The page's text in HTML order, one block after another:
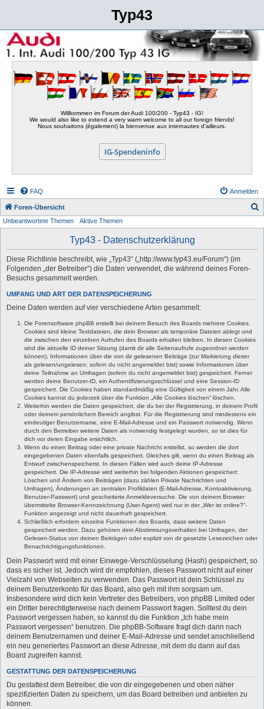
Typ43
Willkommen im Forum der Audi 100/200 - Typ43 - IG!
We would also like to extend a very warm welcome to all our foreign friends!
Nous souhaitons (également) la bienvenue aux internautes d'ailleurs.
IG-Spendeninfo
FAQ Anmelden
Foren-Übersicht
Unbeantwortete Themen Aktive Themen
Typ43 - Datenschutzerklärung
Diese Richtlinie beschreibt, wie „Typ43“ („http://www.typ43.eu/Forum“) (im
Folgenden „der Betreiber“) die Daten verwendet, die während deines Foren-
Besuchs gesammelt werden.
UMFANG UND ART DER DATENSPEICHERUNG
Deine Daten werden auf vier verschiedene Arten gesammelt:
Die Forensoftware phpBB erstellt bei deinem Besuch des Boards mehrere Cookies.
Cookies sind kleine Textdateien, die dein Browser als temporäre Dateien ablegt und
die zwischen den einzelnen Aufrufen des Boards erhalten bleiben. In diesen Cookies
sind die aktuelle ID deiner Sitzung (damit dir alle Seitenaufrufe zugeordnet werden
können), Informationen über die von dir gelesenen Beiträge (zur Markierung dieser
als gelesen/ungelesen; sofern du nicht angemeldet bist) sowie Informationen über
deine Teilnahme an Umfragen (sofern du nicht angemeldet bist) gespeichert. Ferner
werden deine Benutzer-ID, ein Authentifizierungsschlüssel und eine Session-ID
gespeichert. Die Cookies haben standardmäßig eine Gültigkeit von einem Jahr. Alle
Cookies kannst du jederzeit über die Funktion „Alle Cookies löschen“ löschen.
Weiterhin werden die Daten gespeichert, die du bei der Registrierung, in deinem Profil
oder deinem persönlichem Bereich angibst. Für die Registrierung sind mindestens ein
eindeutiger Benutzername, eine E-Mail-Adresse und ein Passwort notwendig. Wenn
durch den Betreiber weitere Daten als notwendig festgelegt wurden, so ist dies für
dich vor deren Eingabe ersichtlich.
Wenn du einen Beitrag oder eine private Nachricht erstellst, so werden die dort
eingegebenen Daten ebenfalls gespeichert. Gleiches gilt, wenn du einen Beitrag als
Entwurf zwischenspeicherst. In diesen Fällen wird auch deine IP-Adresse
gespeichert. Die IP-Adresse wird weiterhin bei folgenden Aktionen gespeichert:
Löschen und Ändern von Beiträgen (dazu zählen Private Nachrichten und
Umfragen), Änderungen an zentralen Profildaten (E-Mail-Adresse, Kontoaktivierung,
Benutzer-Passwort) und gescheiterte Anmeldeversuche. Die von deinem Browser
übermittelte Browser-Kennzeichnung (User Agent) wird nur in der „Wer ist online?“-
Funktion angezeigt und nicht dauerhaft gespeichert.
Schließlich erfordern einzelne Funktionen des Boards, dass weitere Daten
gespeichert werden. Dazu gehören dein Abstimmungsverhalten bei Umfragen, der
Gelesen-Status von deinen Beiträgen oder explizit von dir gesetzte Lesezeichen oder
Benachrichtigungsfunktionen.
Dein Passwort wird mit einer Einwege-Verschlüsselung (Hash) gespeichert, so
dass es sicher ist. Jedoch wird dir empfohlen, dieses Passwort nicht auf einer
Vielzahl von Webseiten zu verwenden. Das Passwort ist dein Schlüssel zu
deinem Benutzerkonto für das Board, also geh mit ihm sorgsam um.
Insbesondere wird dich kein Vertreter des Betreibers, von phpBB Limited oder
ein Dritter berechtigterweise nach deinem Passwort fragen. Solltest du dein
Passwort vergessen haben, so kannst du die Funktion „Ich habe mein
Passwort vergessen“ benutzen. Die phpBB-Software fragt dich dann nach
deinem Benutzernamen und deiner E-Mail-Adresse und sendet anschließend
ein neu generiertes Passwort an diese Adresse, mit dem du dann auf das
Board zugreifen kannst.
GESTATTUNG DER DATENSPEICHERUNG
Du gestattest dem Betreiber, die von dir eingegebenen und oben näher
spezifizierten Daten zu speichern, um das Board betreiben und anbieten zu
können.